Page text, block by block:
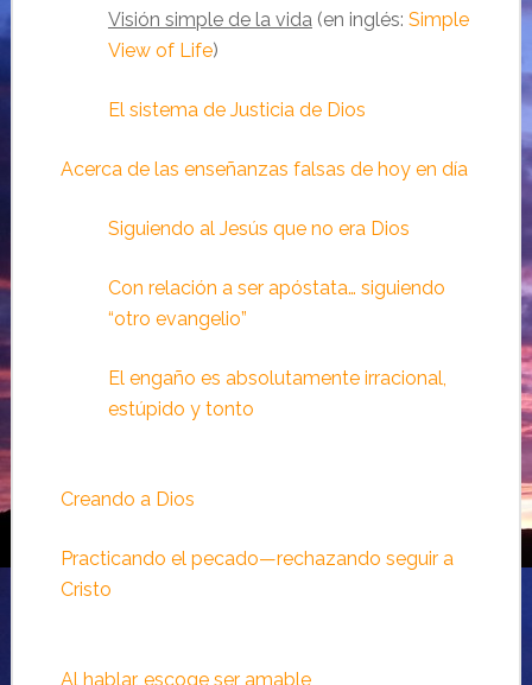
Visión simple de la vida(en inglés: Simple
View of Life)
El sistema de Justicia de Dios
Acerca de las enseñanzas falsas de hoy en día
Siguiendo al Jesús que no era Dios
Con relación a ser apóstata… siguiendo
“otro evangelio”
El engaño es absolutamente irracional,
estúpido y tonto
Creando a Dios
Practicando el pecado—rechazando seguir a
Cristo
Al hablar, escoge ser amable